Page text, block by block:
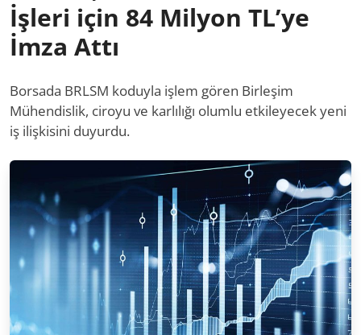
İşleri için 84 Milyon TL’ye
İmza Attı
Borsada BRLSM koduyla işlem gören Birleşim
Mühendislik, ciroyu ve karlılığı olumlu etkileyecek yeni
iş ilişkisini duyurdu.